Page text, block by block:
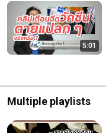
5:01
Multiple playlists